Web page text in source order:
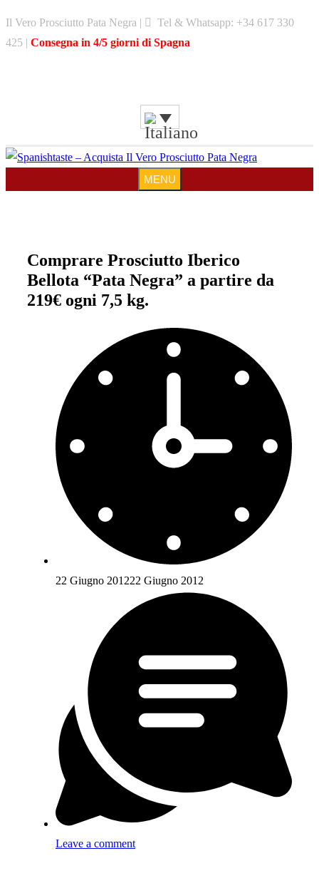
Il Vero Prosciutto Pata Negra |
Tel & Whatsapp: +34 617 330
425 | Consegna in 4/5 giorni di Spagna
MENU
MENU
Comprare Prosciutto Iberico
Bellota “Pata Negra” a partire da
219€ ogni 7,5 kg.
22 Giugno 201222 Giugno 2012
Leave a comment